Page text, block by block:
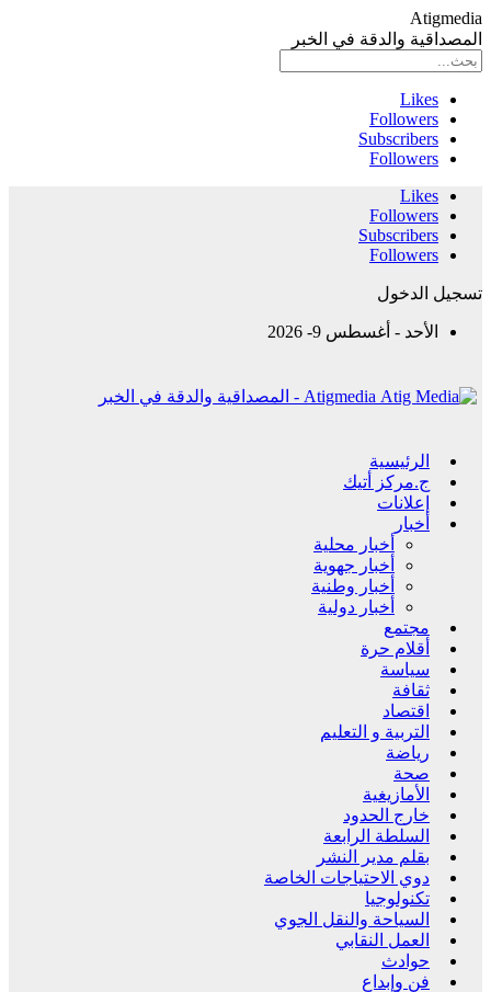
Atigmedia
المصداقية والدقة في الخبر
Likes
Followers
Subscribers
Followers
Likes
Followers
Subscribers
Followers
تسجيل الدخول
الأحد - أغسطس 9- 2026
Atigmedia - المصداقية والدقة في الخبر
الرئيسية
ج.مركز أتيك
إعلانات
أخبار
أخبار محلية
أخبار جهوية
أخبار وطنية
أخبار دولية
مجتمع
أقلام حرة
سياسة
ثقافة
اقتصاد
التربية و التعليم
رياضة
صحة
الأمازيغية
خارج الحدود
السلطة الرابعة
بقلم مدير النشر
دوي الاحتياجات الخاصة
تكنولوجيا
السياحة والنقل الجوي
العمل النقابي
حوادث
فن وإبداع